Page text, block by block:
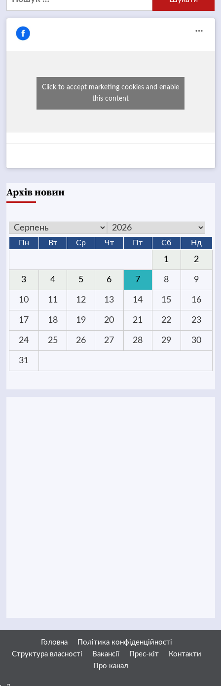
Click to accept marketing cookies and enable
this content
Архів новин
Пн Вт Ср Чт Пт Сб Нд
1 2
3 4 5 6 7 8 9
10 11 12 13 14 15 16
17 18 19 20 21 22 23
24 25 26 27 28 29 30
31
Головна
Політика конфіденційності
Структура власності
Вакансії Прес-кіт
Контакти
Про канал